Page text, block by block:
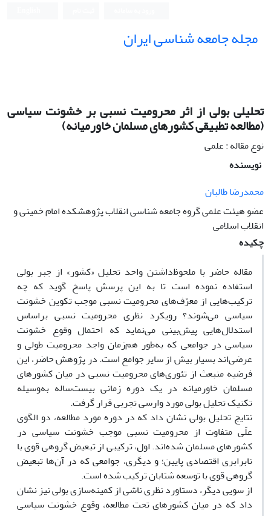
مجله جامعه شناسی ایران
تحلیلى بولى از اثر محرومیت نسبى بر خشونت سیاسى
(مطالعه تطبیقى کشورهاى مسلمان خاورمیانه)
نوع مقاله : علمی
نویسنده
محمدرضا طالبان
عضو هیئت علمى گروه جامعه شناسى انقلاب پژوهشکده امام خمینى و
انقلاب اسلامى
چکیده
مقاله حاضر با ملحوظ‌داشتن واحد تحلیل «کشور» از جبر بولى
استفاده نموده است تا به این پرسش پاسخ گوید که چه
ترکیب‌هایى از معرّف‌هاى محرومیت نسبى موجب تکوین خشونت
سیاسى مى‌شوند؟ رویکرد نظرى محرومیت نسبى براساس
استدلال‌هایى پیش‌بینى مى‌نماید که احتمال وقوع خشونت
سیاسى در جوامعى که به‌طور هم‌زمان واجد محرومیت طولى و
عرضى‌اند بسیار بیش از سایر جوامع است. در پژوهش حاضر، این
فرضیه منبعث از تئورى‌هاى محرومیت نسبى در میان کشورهاى
مسلمان خاورمیانه در یک دوره زمانى بیست‌ساله به‌وسیله
تکنیک تحلیل بولى مورد وارسى تجربى قرار گرفت.
نتایج تحلیل بولى نشان داد که در دوره مورد مطالعه، دو الگوى
علّى متفاوت از محرومیت نسبى موجب خشونت سیاسى در
کشورهاى مسلمان شده‌اند. اول، ترکیبى از تبعیض گروهى قوى با
نابرابرى اقتصادى پایین؛ و دیگرى، جوامعى که در آن‌ها تبعیض
گروهى قوى با توسعه شتابان ترکیب شده است.
از سویى دیگر، دستاورد نظرى ناشى از کمینه‌سازى بولى نیز نشان
داد که در میان کشورهاى تحت مطالعه، وقوع خشونت سیاسى